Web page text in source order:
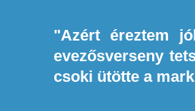
"Azért éreztem
evezősverseny
csoki ütötte a